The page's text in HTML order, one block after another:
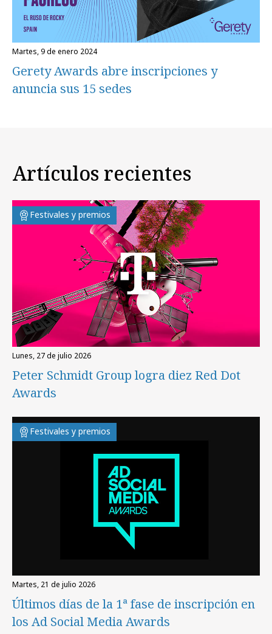
martes, 9 de enero 2024
Gerety Awards abre inscripciones y
anuncia sus 15 sedes
Artículos recientes
Festivales y premios
lunes, 27 de julio 2026
Peter Schmidt Group logra diez Red Dot
Awards
Festivales y premios
martes, 21 de julio 2026
Últimos días de la 1ª fase de inscripción en
los Ad Social Media Awards